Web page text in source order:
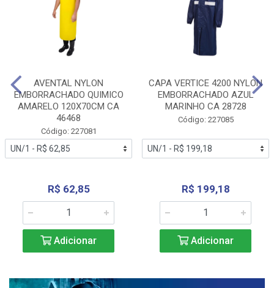
AVENTAL NYLON
EMBORRACHADO QUIMICO
AMARELO 120X70CM CA
46468
Código: 227081
R$ 62,85
Adicionar
CAPA VERTICE 4200 NYLON
EMBORRACHADO AZUL
MARINHO CA 28728
Código: 227085
R$ 199,18
Adicionar